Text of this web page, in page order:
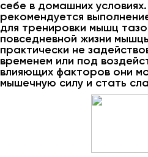
себе в домашних
рекомендуется
для тренировки мышц
повседневной жизни
практически не
временем или под
влияющих факторов они
мышечную силу и стать